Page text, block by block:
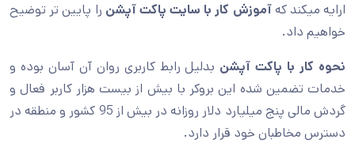
ارایه میکند کهآموزش کار با سایت پاکت آپشن را پایین تر توضیح
خواهیم داد.
نحوه کار با پاکت آپشن بدلیل رابط کاربری روان آن آسان بوده و
خدمات تضمین شده این بروکر با بیش از بیست هزار کاربر فعال و
گردش مالی پنج میلیارد دلار روزانه در بیش از 95 کشور و منطقه در
دسترس مخاطبان خود قرار دارد.